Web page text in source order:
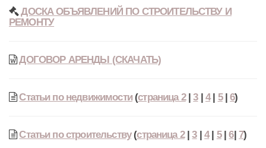
ДОСКА ОБЪЯВЛЕНИЙ ПО СТРОИТЕЛЬСТВУ И
РЕМОНТУ
ДОГОВОР АРЕНДЫ (СКАЧАТЬ)
Статьи по недвижимости(страница 2|3| 4| 5|6)
Статьи по строительству(страница 2|3|4| 5|6| 7)